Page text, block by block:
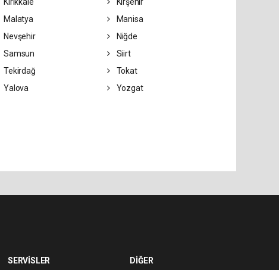
Malatya
Manisa
Nevşehir
Niğde
Samsun
Siirt
Tekirdağ
Tokat
Yalova
Yozgat
SERVİSLER DİĞER